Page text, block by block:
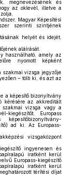
megnevezésének és
az oklevél, illetve a
Magyar Képesítési
szerinti szintjének
helyét és idejét,
aláírását.
használható, amely az
nyomott képként
vizsga jegyzője
– tölti ki, és azt az
a képesítő bizonyítvány
kérésére az akkreditált
szakmai vizsga vagy a
kiegészítőt, Europass
képesítőbizonyítvány-
ad ki. Az Europass-
vizsgaközpont
ingyenesen és
iratként kerül
Europass-kiegészítő
iratként kerül
térítési díjat